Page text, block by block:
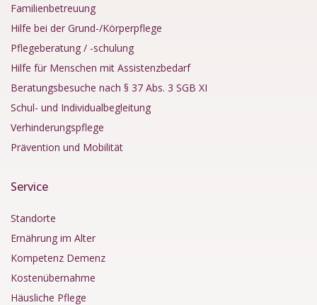
Familienbetreuung
Hilfe bei der Grund-/Körperpflege
Pflegeberatung / -schulung
Hilfe für Menschen mit Assistenzbedarf
Beratungsbesuche nach § 37 Abs. 3 SGB XI
Schul- und Individualbegleitung
Verhinderungspflege
Prävention und Mobilität
Service
Standorte
Ernährung im Alter
Kompetenz Demenz
Kostenübernahme
Häusliche Pflege